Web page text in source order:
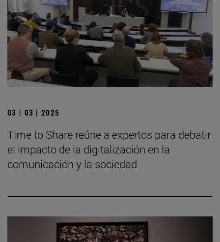
03 | 03 | 2025
Time to Share reúne a expertos para debatir
el impacto de la digitalización en la
comunicación y la sociedad